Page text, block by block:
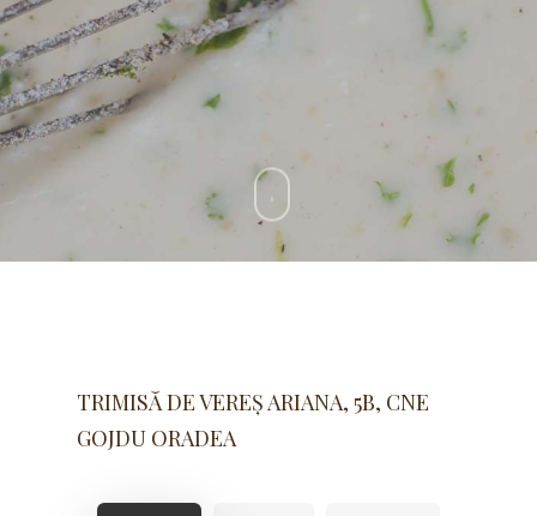
TRIMISĂ DE VEREȘ ARIANA, 5B, CNE
GOJDU ORADEA